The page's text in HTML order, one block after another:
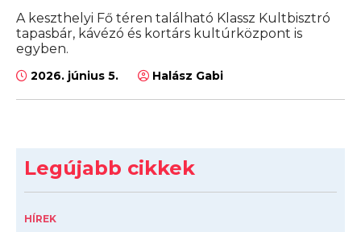
A keszthelyi Fő téren található Klassz Kultbisztró
tapasbár, kávézó és kortárs kultúrközpont is
egyben.
2026. június 5. Halász Gabi
Legújabb cikkek
HÍREK